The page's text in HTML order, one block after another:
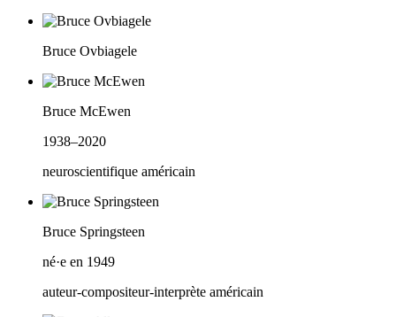
Bruce Ovbiagele
Bruce McEwen
1938–2020
neuroscientifique américain
Bruce Springsteen
né·e en 1949
auteur-compositeur-interprète américain